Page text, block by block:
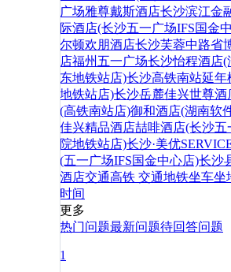
广场雅尊戴斯酒店长沙滨江金
际酒店(长沙五一广场IFS国金
尔顿欢朋酒店长沙芙蓉中路省
店福州五一广场长沙怡程酒店(
东地铁站店)长沙高铁南站延年
地铁站店)长沙岳麓佳兴世尊酒
(高铁南站店)御和酒店(湖南软
佳兴精品酒店喆啡酒店(长沙
院地铁站店)长沙·美优
(五一广场IFS国金中心店)长沙
酒店交通高铁 交通地铁坐车坐
时间
更多
热门问题最新问题待回答问题
1